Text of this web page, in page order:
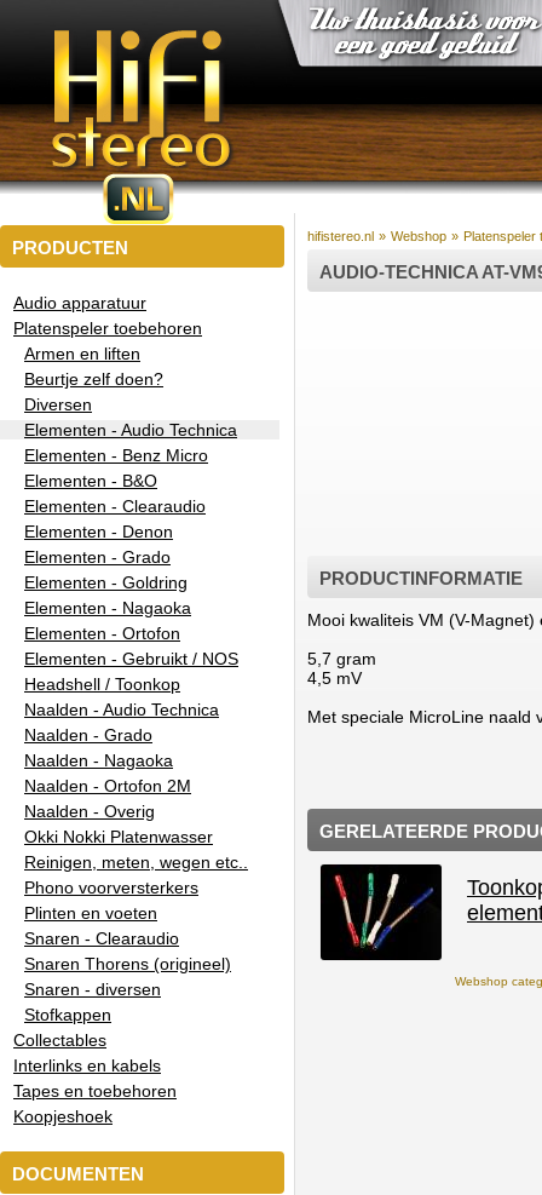
PRODUCTEN
Audio apparatuur
Platenspeler toebehoren
Armen en liften
Beurtje zelf doen?
Diversen
Elementen - Audio Technica
Elementen - Benz Micro
Elementen - B&O
Elementen - Clearaudio
Elementen - Denon
Elementen - Grado
Elementen - Goldring
Elementen - Nagaoka
Elementen - Ortofon
Elementen - Gebruikt / NOS
Headshell / Toonkop
Naalden - Audio Technica
Naalden - Grado
Naalden - Nagaoka
Naalden - Ortofon 2M
Naalden - Overig
Okki Nokki Platenwasser
Reinigen, meten, wegen etc..
Phono voorversterkers
Plinten en voeten
Snaren - Clearaudio
Snaren Thorens (origineel)
Snaren - diversen
Stofkappen
Collectables
Interlinks en kabels
Tapes en toebehoren
Koopjeshoek
DOCUMENTEN
hifistereo.nl » Webshop » Platenspeler
AUDIO-TECHNICA AT-
PRODUCTINFORMATIE
Mooi kwaliteis VM (V-
5,7 gram
4,5 mV
Met speciale MicroLine naald
GERELATEERDE
Webshop